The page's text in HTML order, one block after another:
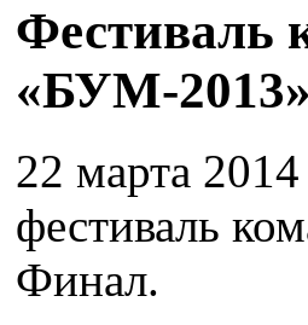
Фестиваль
«БУМ-
22 марта
фестиваль
Финал.